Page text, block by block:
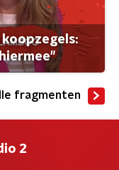
koopzegels:
fragmenten
2